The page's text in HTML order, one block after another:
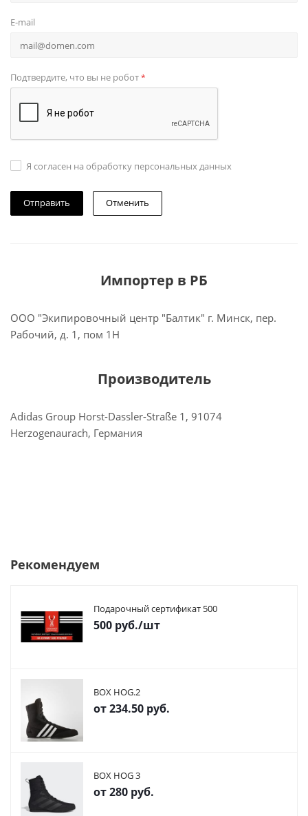
E-mail
Подтвердите, что вы не робот*
Я согласен на обработку персональных данных
Отменить
Импортер в РБ
ООО "Экипировочный центр "Балтик" г. Минск, пер.
Рабочий, д. 1, пом 1Н
Производитель
Adidas Group Horst-Dassler-Straße 1, 91074
Herzogenaurach, Германия
Рекомендуем
Подарочный сертификат 500
500 руб./шт
BOX HOG.2
от234.50 руб.
BOX HOG 3
от280 руб.